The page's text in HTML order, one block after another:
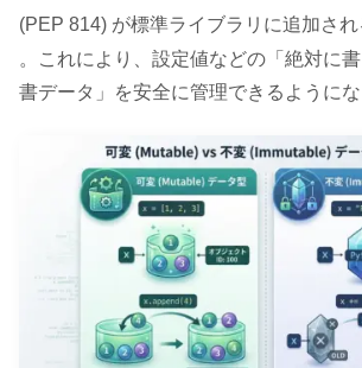
(PEP 814) が標準ライブラリに追加さ
。これにより、設定値などの「絶対に
書データ」を安全に管理できるようにな